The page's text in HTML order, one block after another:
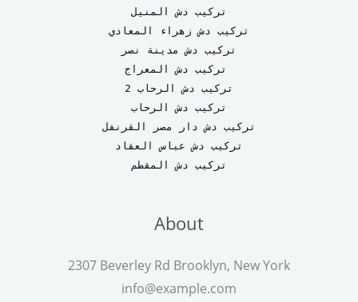
تركيب دش المنيل
تركيب دش زهراء المعادي
تركيب دش مدينة نصر
تركيب دش الرحاب 2
تركيب دش الرحاب
تركيب دش دار مصر القرنفل
تركيب دش عباس العقاد
تركيب دش المقطم
About
2307 Beverley Rd Brooklyn, New York
info@example.com